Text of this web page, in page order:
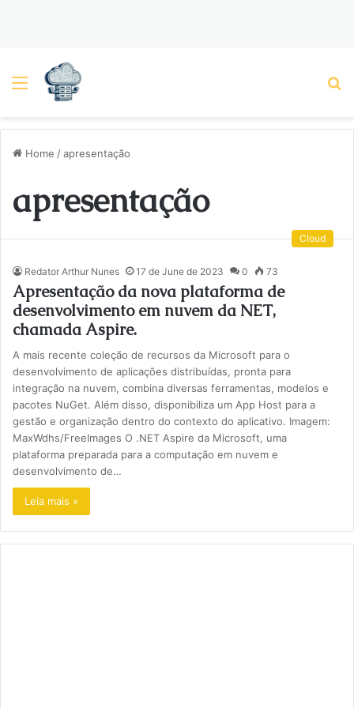
Menu
Home /apresentação
apresentação
Cloud
Redator Arthur Nunes 17 de June de 2023 0 73
Apresentação da nova plataforma de
desenvolvimento em nuvem da NET,
chamada Aspire.
A mais recente coleção de recursos da Microsoft para o
desenvolvimento de aplicações distribuídas, pronta para
integração na nuvem, combina diversas ferramentas, modelos e
pacotes NuGet. Além disso, disponibiliza um App Host para a
gestão e organização dentro do contexto do aplicativo. Imagem:
MaxWdhs/FreeImages O .NET Aspire da Microsoft, uma
plataforma preparada para a computação em nuvem e
desenvolvimento de…
Leia mais »